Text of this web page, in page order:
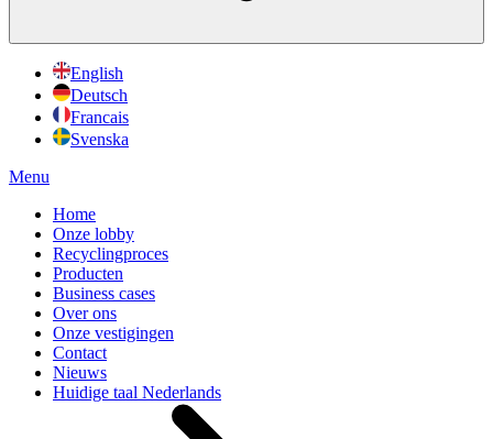
English
Deutsch
Francais
Svenska
Menu
Home
Onze lobby
Recyclingproces
Producten
Business cases
Over ons
Onze vestigingen
Contact
Nieuws
Huidige taal Nederlands